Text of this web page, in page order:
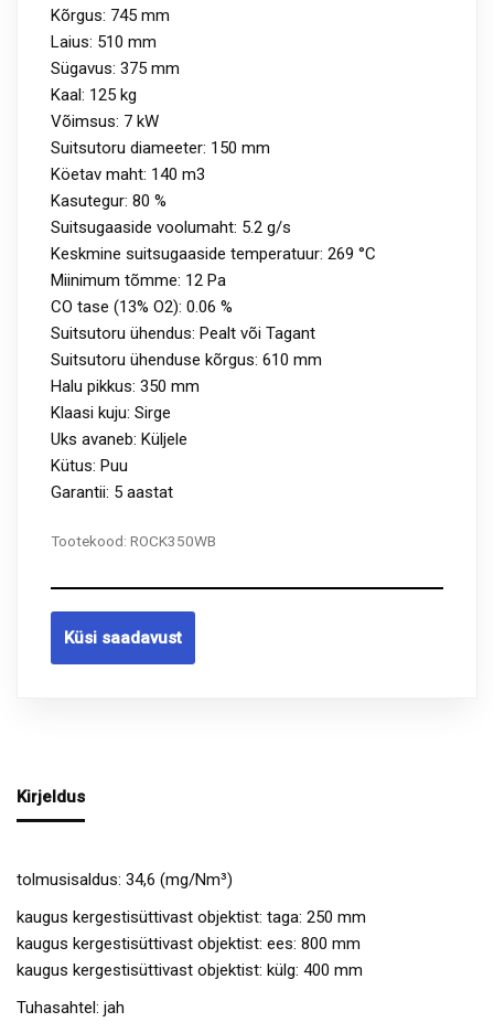
Kõrgus: 745 mm
Laius: 510 mm
Sügavus: 375 mm
Kaal: 125 kg
Võimsus: 7 kW
Suitsutoru diameeter: 150 mm
Köetav maht: 140 m3
Kasutegur: 80 %
Suitsugaaside voolumaht: 5.2 g/s
Keskmine suitsugaaside temperatuur: 269 °C
Miinimum tõmme: 12 Pa
CO tase (13% O2): 0.06 %
Suitsutoru ühendus: Pealt või Tagant
Suitsutoru ühenduse kõrgus: 610 mm
Halu pikkus: 350 mm
Klaasi kuju: Sirge
Uks avaneb: Küljele
Kütus: Puu
Garantii: 5 aastat
Tootekood: ROCK350WB
Küsi saadavust
Kirjeldus
tolmusisaldus: 34,6 (mg/Nm³)
kaugus kergestisüttivast objektist: taga: 250 mm
kaugus kergestisüttivast objektist: ees: 800 mm
kaugus kergestisüttivast objektist: külg: 400 mm
Tuhasahtel: jah